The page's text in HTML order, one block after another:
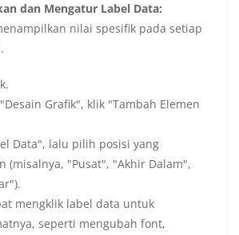
dan Mengatur Label Data:
nilai spesifik pada setiap
Grafik", klik "Tambah Elemen
Data", lalu pilih posisi yang
(misalnya, "Pusat", "Akhir Dalam",
mengklik label data untuk
seperti mengubah font,